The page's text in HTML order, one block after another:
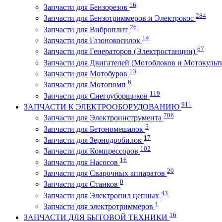
Запчасти для Бензорезов 16
Запчасти для Бензотриммеров и Электрокос 284
Запчасти для Виброплит 26
Запчасти для Газонокосилок 14
Запчасти для Генераторов (Электростанции) 67
Запчасти для Двигателей (Мотоблоков и
Запчасти для Мотобуров 13
Запчасти для Мотопомп 6
Запчасти для Снегоуборщиков 119
ЗАПЧАСТИ К ЭЛЕКТРООБОРУДОВАНИЮ 911
Запчасти для Электроинструмента 706
Запчасти для Бетономешалок 5
Запчасти для Зернодробилок 17
Запчасти для Компрессоров 102
Запчасти для Насосов 16
Запчасти для Сварочных аппаратов 20
Запчасти для Станков 0
Запчасти для Электропил цепных 43
Запчасти для электротриммеров 1
ЗАПЧАСТИ ДЛЯ БЫТОВОЙ ТЕХНИКИ 16